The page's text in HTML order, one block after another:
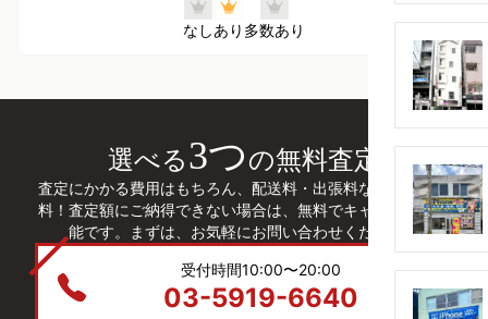
なしあり 多数あり
選べる3つの無料査定
査定にかかる費用はもちろん、配送料・出張料などは全て無
料！査定額にご納得できない場合は、無料でキャンセルも可
能です。まずは、お気軽にお問い合わせください。
受付時間10:00〜20:00
03-5919-6640